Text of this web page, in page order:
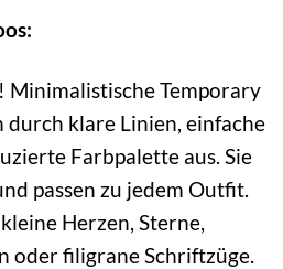
Temporary
durch klare Linien, einfache
Farbpalette aus. Sie
passen zu jedem Outfit.
Herzen, Sterne,
oder filigrane Schriftzüge.